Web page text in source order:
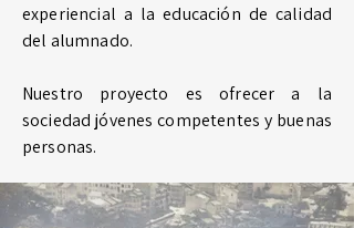
experiencial a la educación de calidad
del alumnado.
Nuestro proyecto es ofrecer a la
sociedad jóvenes competentes y buenas
personas.